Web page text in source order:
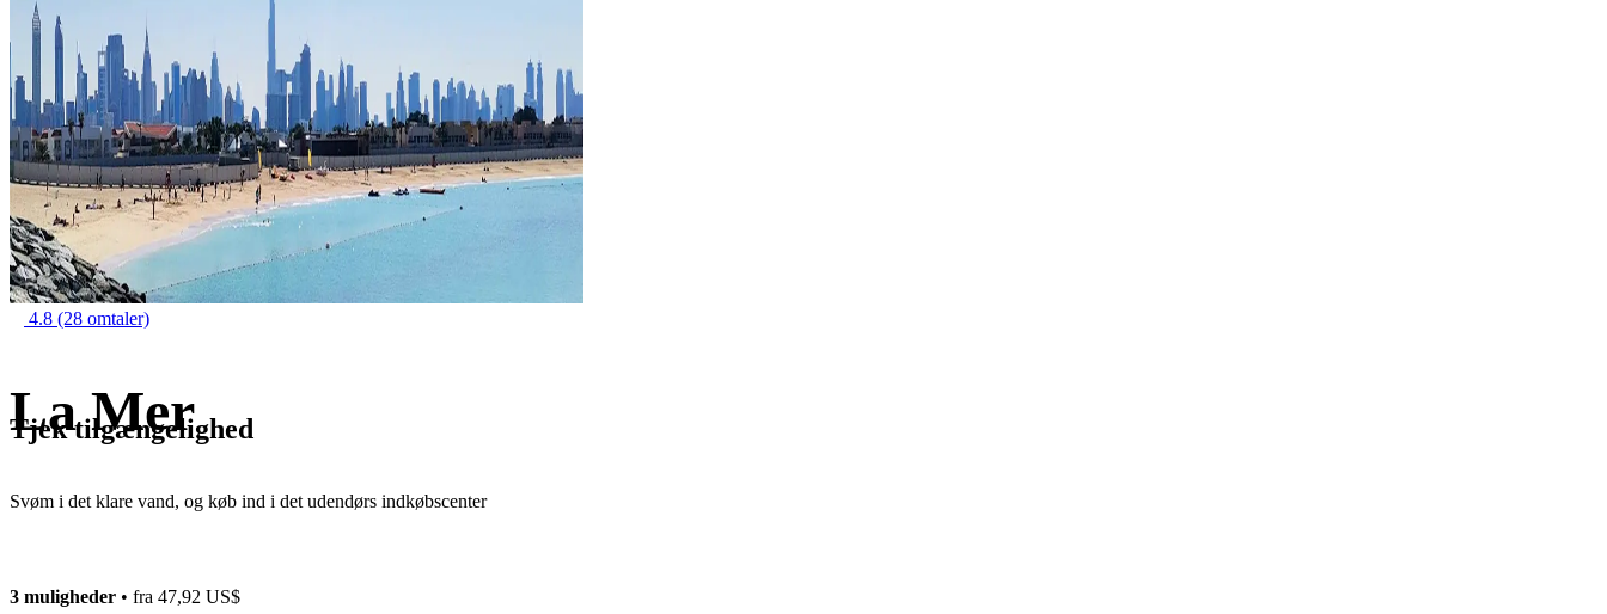
4.8 (28 omtaler)
La Mer
Svøm i det klare vand, og køb ind i det udendørs indkøbscenter
Tjek tilgængelighed
3 muligheder • fra 47,92 US$